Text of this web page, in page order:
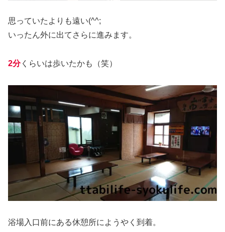
思っていたよりも遠い(^^;
いったん外に出てさらに進みます。
2分くらいは歩いたかも（笑）
浴場入口前にある休憩所にようやく到着。